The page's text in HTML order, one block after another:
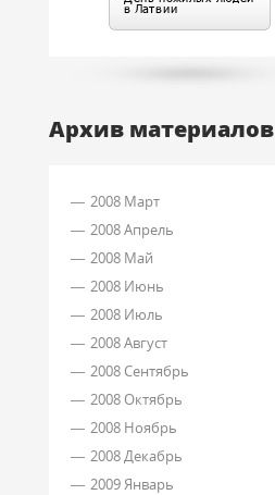
Архив материалов
2008 Март
2008 Апрель
2008 Май
2008 Июнь
2008 Июль
2008 Август
2008 Сентябрь
2008 Октябрь
2008 Ноябрь
2008 Декабрь
2009 Январь